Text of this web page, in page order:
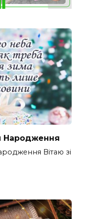
Народження
Вітаю зі